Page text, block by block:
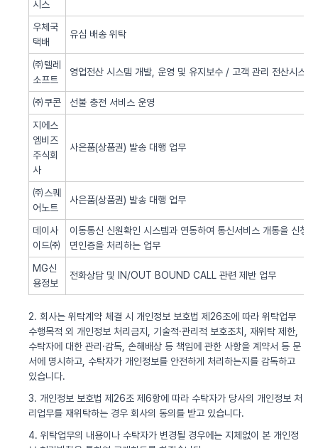
시스
우체국
택배
유심 배송 위탁
㈜텔레
소프트
영업전산 시스템 개발, 운영 및 유지보수 / 고객 관리 전산시스
㈜쿠콘
선불 충전 서비스 운영
지에스
엠비즈
주식회
사
사은품(상품권) 발송 대행 업무
㈜스퀘
어노트
사은품(상품권) 발송 대행 업무
데이사
이드㈜
이동통신 신원확인 시스템과 연동하여 통신서비스 개통을 신청
면인증을 처리하는 업무
MG신
용정보
전화상담 및 IN/OUT BOUND CALL 관련 제반 업무
2. 회사는 위탁계약 체결 시 개인정보 보호법 제26조에 따라 위탁업무
수행목적 외 개인정보 처리금지, 기술적·관리적 보호조치, 재위탁 제한,
수탁자에 대한 관리·감독, 손해배상 등 책임에 관한 사항을 계약서 등 문
서에 명시하고, 수탁자가 개인정보를 안전하게 처리하는지를 감독하고
있습니다.
3. 개인정보 보호법 제26조 제6항에 따라 수탁자가 당사의 개인정보 처
리업무를 재위탁하는 경우 회사의 동의를 받고 있습니다.
4. 위탁업무의 내용이나 수탁자가 변경될 경우에는 지체없이 본 개인정